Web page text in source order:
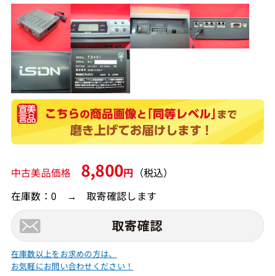
中古美品価格 8,800円 （税込）
在庫数：0 → 取寄確認します
在庫数以上をお求めの方は、
お気軽にお問い合わせください！